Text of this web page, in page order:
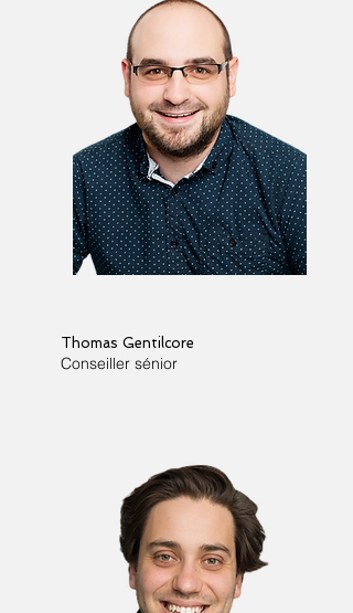
Thomas Gentilcore
Conseiller sénior